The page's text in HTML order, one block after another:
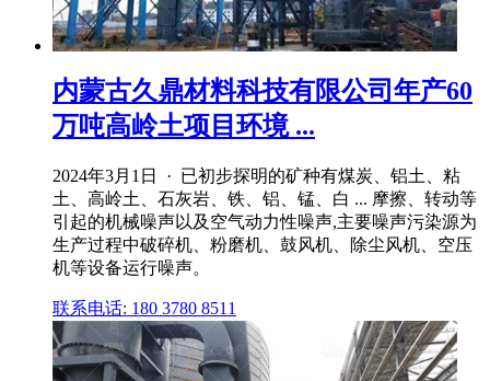
内蒙古久鼎材料科技有限公司年产60
万吨高岭土项目环境 ...
2024年3月1日 · 已初步探明的矿种有煤炭、铝土、粘
土、高岭土、石灰岩、铁、铝、锰、白 ... 摩擦、转动等
引起的机械噪声以及空气动力性噪声,主要噪声污染源为
生产过程中破碎机、粉磨机、鼓风机、除尘风机、空压
机等设备运行噪声。
联系电话: 180 3780 8511